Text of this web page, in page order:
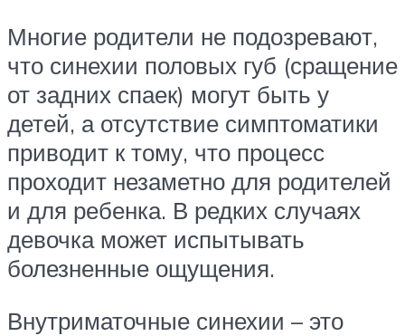
Многие родители не подозревают,
что синехии половых губ (сращение
от задних спаек) могут быть у
детей, а отсутствие симптоматики
приводит к тому, что процесс
проходит незаметно для родителей
и для ребенка. В редких случаях
девочка может испытывать
болезненные ощущения.
Внутриматочные синехии – это